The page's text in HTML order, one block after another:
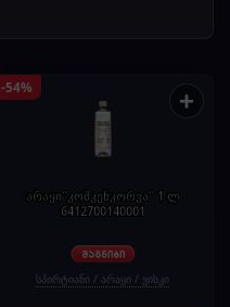
-54% +
არაყი"კოშკენკორვა" 1 ლ
6412700140001
სპირტიანი / არაყი / ვისკი